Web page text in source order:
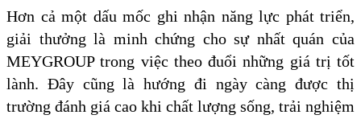
Hơn cả một dấu mốc ghi nhận năng lực phát triển,
giải thưởng là minh chứng cho sự nhất quán của
MEYGROUP trong việc theo đuổi những giá trị tốt
lành. Đây cũng là hướng đi ngày càng được thị
trường đánh giá cao khi chất lượng sống, trải nghiệm